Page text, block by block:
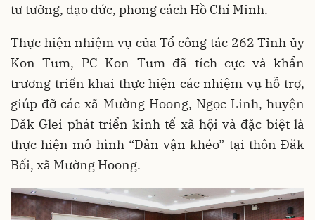
tư tưởng, đạo đức, phong cách Hồ Chí Minh.
Thực hiện nhiệm vụ của Tổ công tác 262 Tỉnh ủy
Kon Tum, PC Kon Tum đã tích cực và khẩn
trương triển khai thực hiện các nhiệm vụ hỗ trợ,
giúp đỡ các xã Mường Hoong, Ngọc Linh, huyện
Đăk Glei phát triển kinh tế xã hội và đặc biệt là
thực hiện mô hình “Dân vận khéo” tại thôn Đăk
Bối, xã Mường Hoong.